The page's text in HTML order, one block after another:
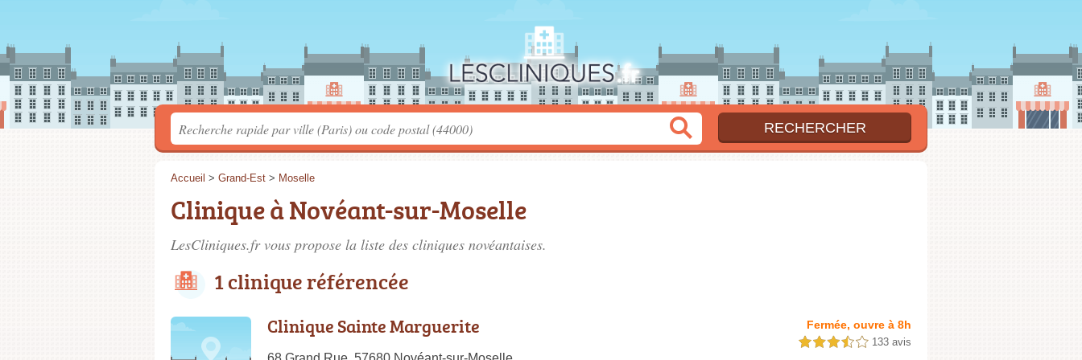
Accueil > Grand-Est > Moselle
Clinique à Novéant-sur-Moselle
LesCliniques.fr vous propose la liste des cliniques novéantaises.
1 clinique référencée
Clinique Sainte Marguerite Fermée, ouvre à 8h
3,5 étoiles sur 5 133 avis